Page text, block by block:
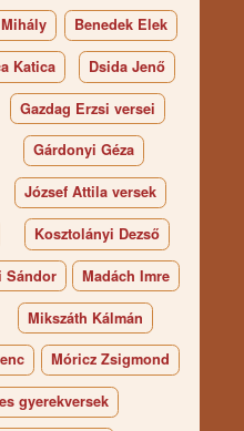
Benedek Elek
Katica Dsida Jenő
Gazdag Erzsi versei
Gárdonyi Géza
József Attila versek
Kosztolányi Dezső
Sándor Madách Imre
Mikszáth Kálmán
Móricz Zsigmond
gyerekversek